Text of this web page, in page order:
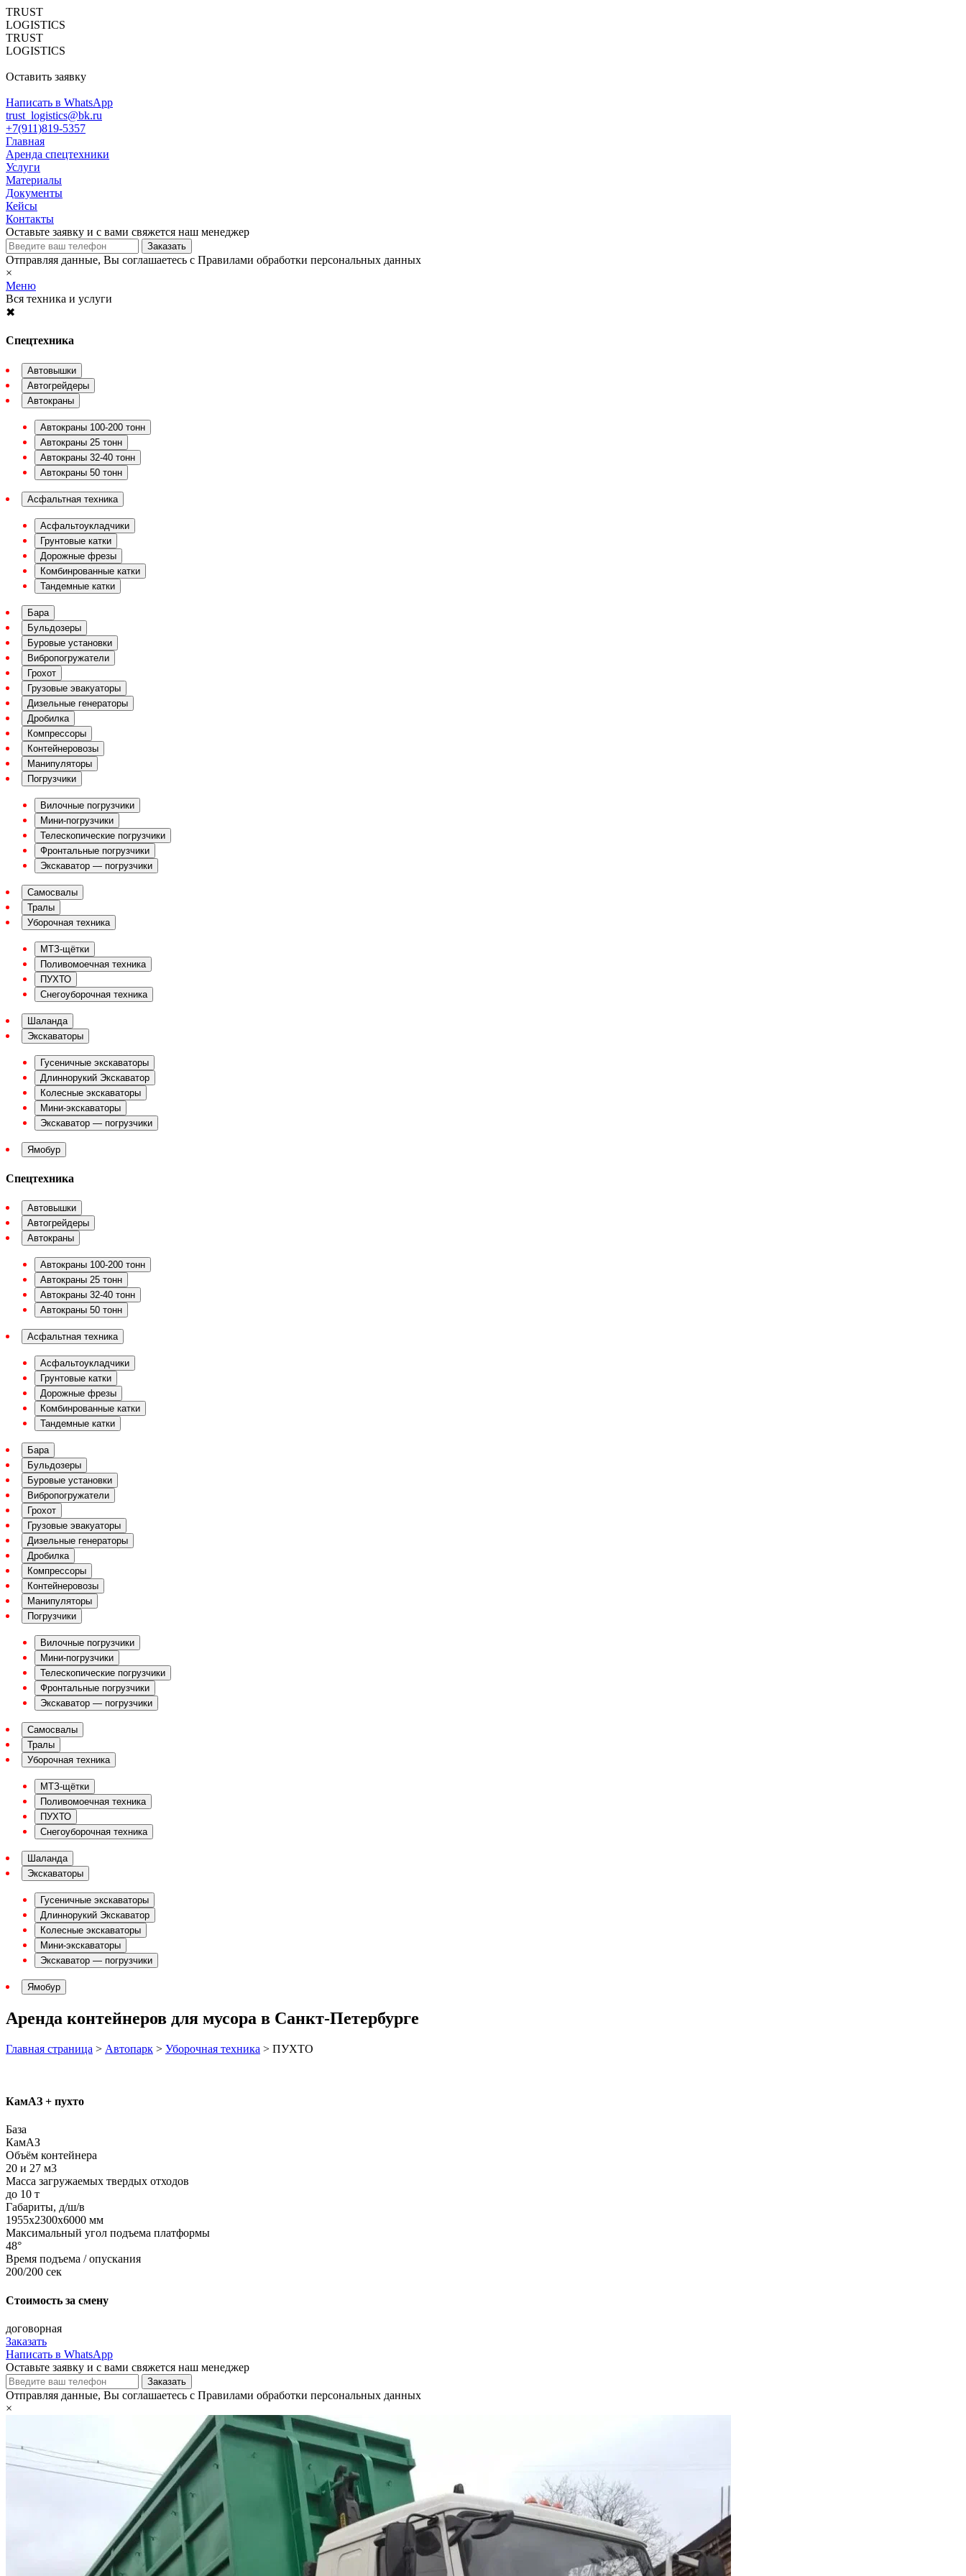
TRUST
LOGISTICS
TRUST
LOGISTICS
Оставить заявку
Написать в WhatsApp
trust_logistics@bk.ru
+7(911)819-5357
Главная
Аренда спецтехники
Услуги
Материалы
Документы
Кейсы
Контакты
Оставьте заявку и с вами свяжется наш менеджер
Отправляя данные, Вы соглашаетесь с Правилами обработки персональных данных
×
Меню
Вся техника и услуги
✖
Спецтехника
Автовышки
Автогрейдеры
Автокраны
Автокраны 100-200 тонн
Автокраны 25 тонн
Автокраны 32-40 тонн
Автокраны 50 тонн
Асфальтная техника
Асфальтоукладчики
Грунтовые катки
Дорожные фрезы
Комбинрованные катки
Тандемные катки
Бара
Бульдозеры
Буровые установки
Вибропогружатели
Грохот
Грузовые эвакуаторы
Дизельные генераторы
Дробилка
Компрессоры
Контейнеровозы
Манипуляторы
Погрузчики
Вилочные погрузчики
Мини-погрузчики
Телескопические погрузчики
Фронтальные погрузчики
Экскаватор — погрузчики
Самосвалы
Тралы
Уборочная техника
МТЗ-щётки
Поливомоечная техника
ПУХТО
Снегоуборочная техника
Шаланда
Экскаваторы
Гусеничные экскаваторы
Длиннорукий Экскаватор
Колесные экскаваторы
Мини-экскаваторы
Экскаватор — погрузчики
Ямобур
Спецтехника
Автовышки
Автогрейдеры
Автокраны
Автокраны 100-200 тонн
Автокраны 25 тонн
Автокраны 32-40 тонн
Автокраны 50 тонн
Асфальтная техника
Асфальтоукладчики
Грунтовые катки
Дорожные фрезы
Комбинрованные катки
Тандемные катки
Бара
Бульдозеры
Буровые установки
Вибропогружатели
Грохот
Грузовые эвакуаторы
Дизельные генераторы
Дробилка
Компрессоры
Контейнеровозы
Манипуляторы
Погрузчики
Вилочные погрузчики
Мини-погрузчики
Телескопические погрузчики
Фронтальные погрузчики
Экскаватор — погрузчики
Самосвалы
Тралы
Уборочная техника
МТЗ-щётки
Поливомоечная техника
ПУХТО
Снегоуборочная техника
Шаланда
Экскаваторы
Гусеничные экскаваторы
Длиннорукий Экскаватор
Колесные экскаваторы
Мини-экскаваторы
Экскаватор — погрузчики
Ямобур
Аренда контейнеров для мусора в Санкт-Петербурге
Главная страница > Автопарк > Уборочная техника > ПУХТО
КамАЗ + пухто
База
КамАЗ
Объём контейнера
20 и 27 м3
Масса загружаемых твердых отходов
до 10 т
Габариты, д/ш/в
1955х2300х6000 мм
Максимальный угол подъема платформы
48°
Время подъема / опускания
200/200 сек
Стоимость за смену
договорная
Заказать
Написать в WhatsApp
Оставьте заявку и с вами свяжется наш менеджер
Отправляя данные, Вы соглашаетесь с Правилами обработки персональных данных
×